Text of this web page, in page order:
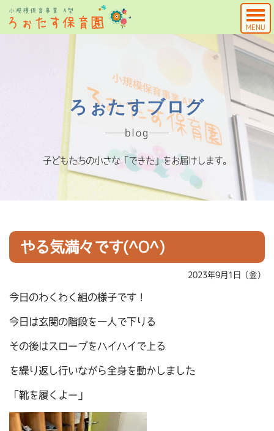
MENU
ろぉたすブログ
blog
子どもたちの小さな「できた」をお届けします。
やる気満々です(^O^)
2023年9月1日（金）
今日のわくわく組の様子です！
今日は玄関の階段を一人で下りる
その後はスロープをハイハイで上る
を繰り返し行いながら全身を動かしました
「靴を履くよー」